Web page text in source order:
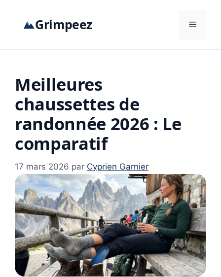
contenu Grimpeez Menu
Meilleures
chaussettes de
randonnée 2026 : Le
comparatif
17 mars 2026 par Cyprien Garnier